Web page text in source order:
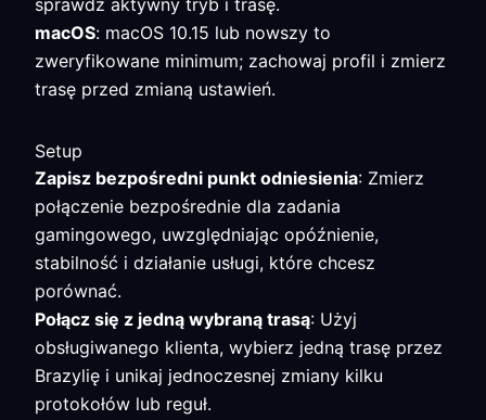
sprawdź aktywny tryb i trasę.
macOS: macOS 10.15 lub nowszy to
zweryfikowane minimum; zachowaj profil i zmierz
trasę przed zmianą ustawień.
Setup
Zapisz bezpośredni punkt odniesienia: Zmierz
połączenie bezpośrednie dla zadania
gamingowego, uwzględniając opóźnienie,
stabilność i działanie usługi, które chcesz
porównać.
Połącz się z jedną wybraną trasą: Użyj
obsługiwanego klienta, wybierz jedną trasę przez
Brazylię i unikaj jednoczesnej zmiany kilku
protokołów lub reguł.